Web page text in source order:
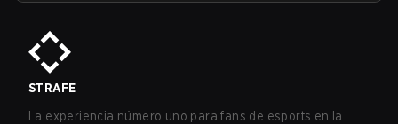
STRAFE
La experiencia número uno para fans de esports en la